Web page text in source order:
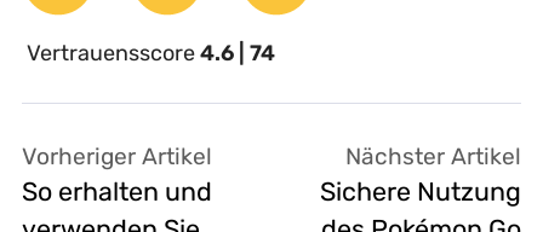
Vertrauensscore4.6 | 74
Vorheriger Artikel
So erhalten und
Nächster Artikel
Sichere Nutzung